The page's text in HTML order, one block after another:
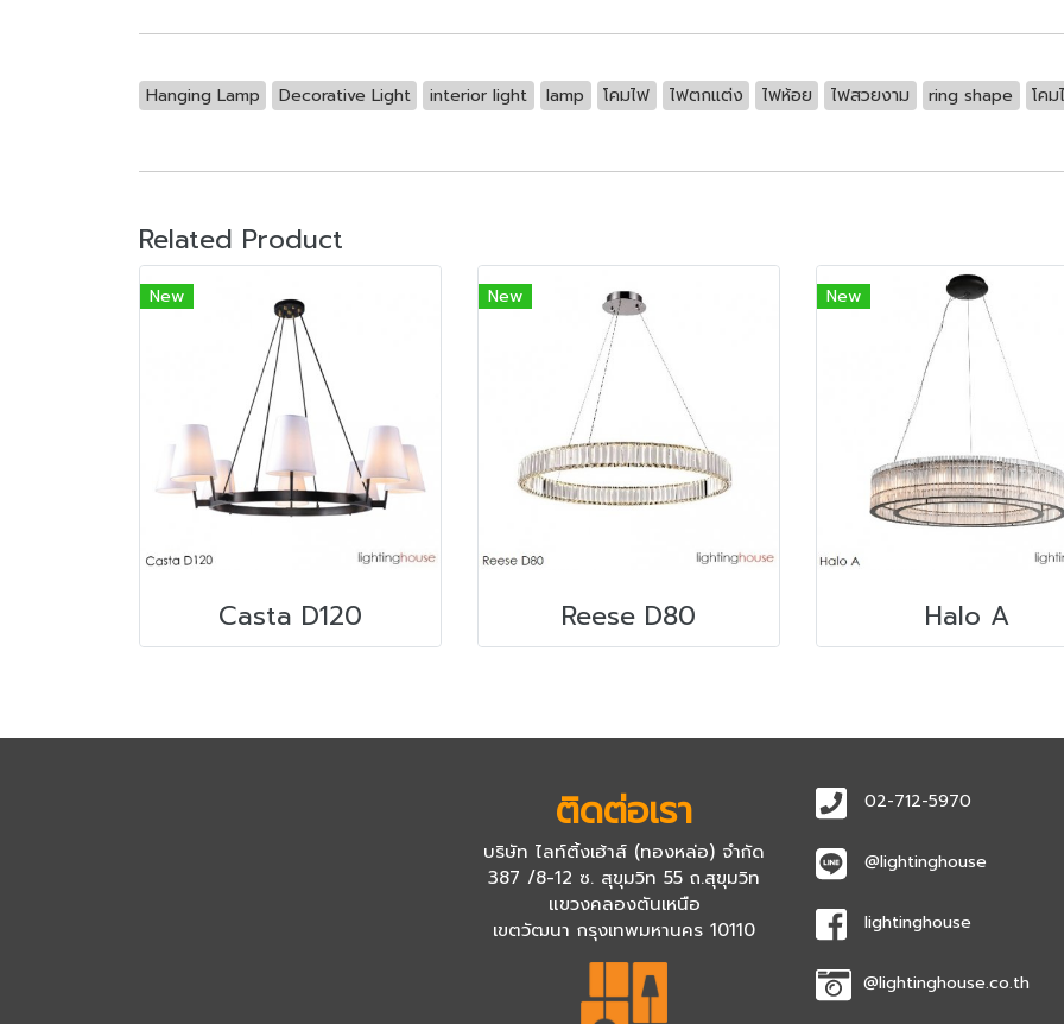
Hanging Lamp Decorative Light interior light lamp โคมไฟ ไฟตกแต่ง ไฟห้อย ไฟสวยงาม ring shape โค
Related Product
New
Casta D120
New
Reese D80
New
Halo A
ติดต่อเรา
บริษัท ไลท์ติ้งเฮ้าส์ (ทองหล่อ) จำกัด
387 /8-12 ซ. สุขุมวิท 55 ถ.สุขุมวิท
แขวงคลองตันเหนือ
เขตวัฒนา กรุงเทพมหานคร 10110
02-712-5970
@lightinghouse
lightinghouse
@lightinghouse.co.th